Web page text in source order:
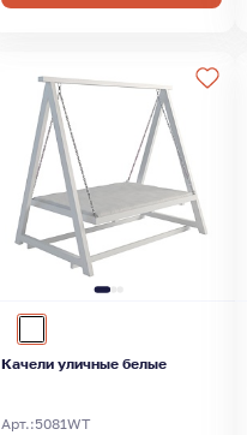
Качели уличные белые
Арт.:5081WT